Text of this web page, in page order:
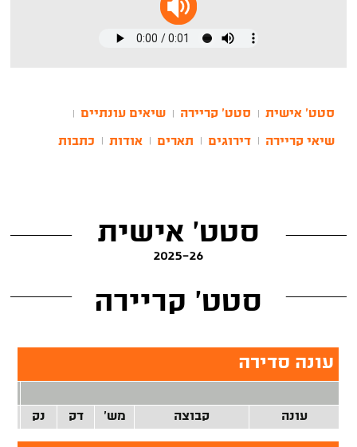
סטט' אישית סטט' קריירה שיאים עונתיים
שיאי קריירה דירוגים תארים אודות כתבות
סטט' אישית
2025-26
סטט' קריירה
עונה סדירה
עונה
קבוצה מש' דק נק